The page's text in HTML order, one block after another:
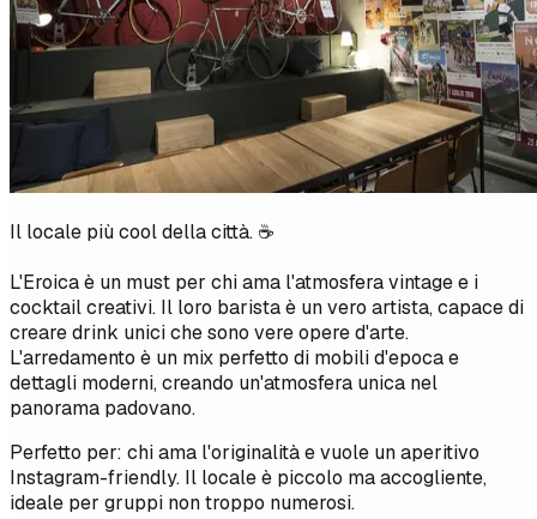
Il locale più cool della città. ☕
L'Eroica è un must per chi ama l'atmosfera vintage e i
cocktail creativi. Il loro barista è un vero artista, capace di
creare drink unici che sono vere opere d'arte.
L'arredamento è un mix perfetto di mobili d'epoca e
dettagli moderni, creando un'atmosfera unica nel
panorama padovano.
Perfetto per: chi ama l'originalità e vuole un aperitivo
Instagram-friendly. Il locale è piccolo ma accogliente,
ideale per gruppi non troppo numerosi.